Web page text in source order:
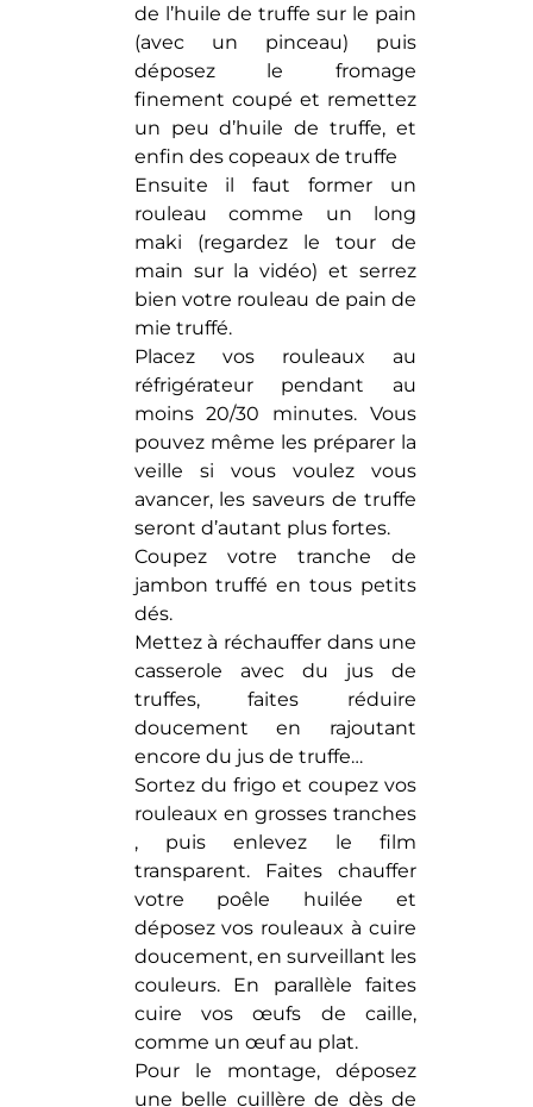
de l’huile de truffe sur le pain
(avec un pinceau) puis
déposez le fromage
finement coupé et remettez
un peu d’huile de truffe, et
enfin des copeaux de truffe
Ensuite il faut former un
rouleau comme un long
maki (regardez le tour de
main sur la vidéo) et serrez
bien votre rouleau de pain de
mie truffé.
Placez vos rouleaux au
réfrigérateur pendant au
moins 20/30 minutes. Vous
pouvez même les préparer la
veille si vous voulez vous
avancer, les saveurs de truffe
seront d’autant plus fortes.
Coupez votre tranche de
jambon truffé en tous petits
dés.
Mettez à réchauffer dans une
casserole avec du jus de
truffes, faites réduire
doucement en rajoutant
encore du jus de truffe…
Sortez du frigo et coupez vos
rouleaux en grosses tranches
, puis enlevez le film
transparent. Faites chauffer
votre poêle huilée et
déposez vos rouleaux à cuire
doucement, en surveillant les
couleurs. En parallèle faites
cuire vos œufs de caille,
comme un œuf au plat.
Pour le montage, déposez
une belle cuillère de dès de